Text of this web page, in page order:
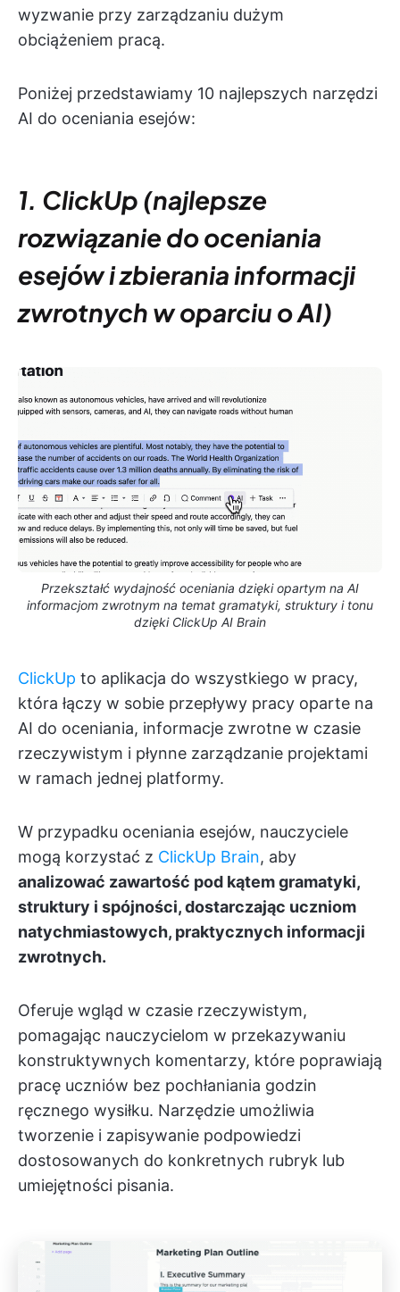
wyzwanie przy zarządzaniu dużym
obciążeniem pracą.
Poniżej przedstawiamy 10 najlepszych narzędzi
AI do oceniania esejów:
1. ClickUp (najlepsze
rozwiązanie do oceniania
esejów i zbierania informacji
zwrotnych w oparciu o AI)
Przekształć wydajność oceniania dzięki opartym na AI
informacjom zwrotnym na temat gramatyki, struktury i tonu
dzięki ClickUp AI Brain
ClickUp to aplikacja do wszystkiego w pracy,
która łączy w sobie przepływy pracy oparte na
AI do oceniania, informacje zwrotne w czasie
rzeczywistym i płynne zarządzanie projektami
w ramach jednej platformy.
W przypadku oceniania esejów, nauczyciele
mogą korzystać z ClickUp Brain, aby
analizować zawartość pod kątem gramatyki,
struktury i spójności, dostarczając uczniom
natychmiastowych, praktycznych informacji
zwrotnych.
Oferuje wgląd w czasie rzeczywistym,
pomagając nauczycielom w przekazywaniu
konstruktywnych komentarzy, które poprawiają
pracę uczniów bez pochłaniania godzin
ręcznego wysiłku. Narzędzie umożliwia
tworzenie i zapisywanie podpowiedzi
dostosowanych do konkretnych rubryk lub
umiejętności pisania.